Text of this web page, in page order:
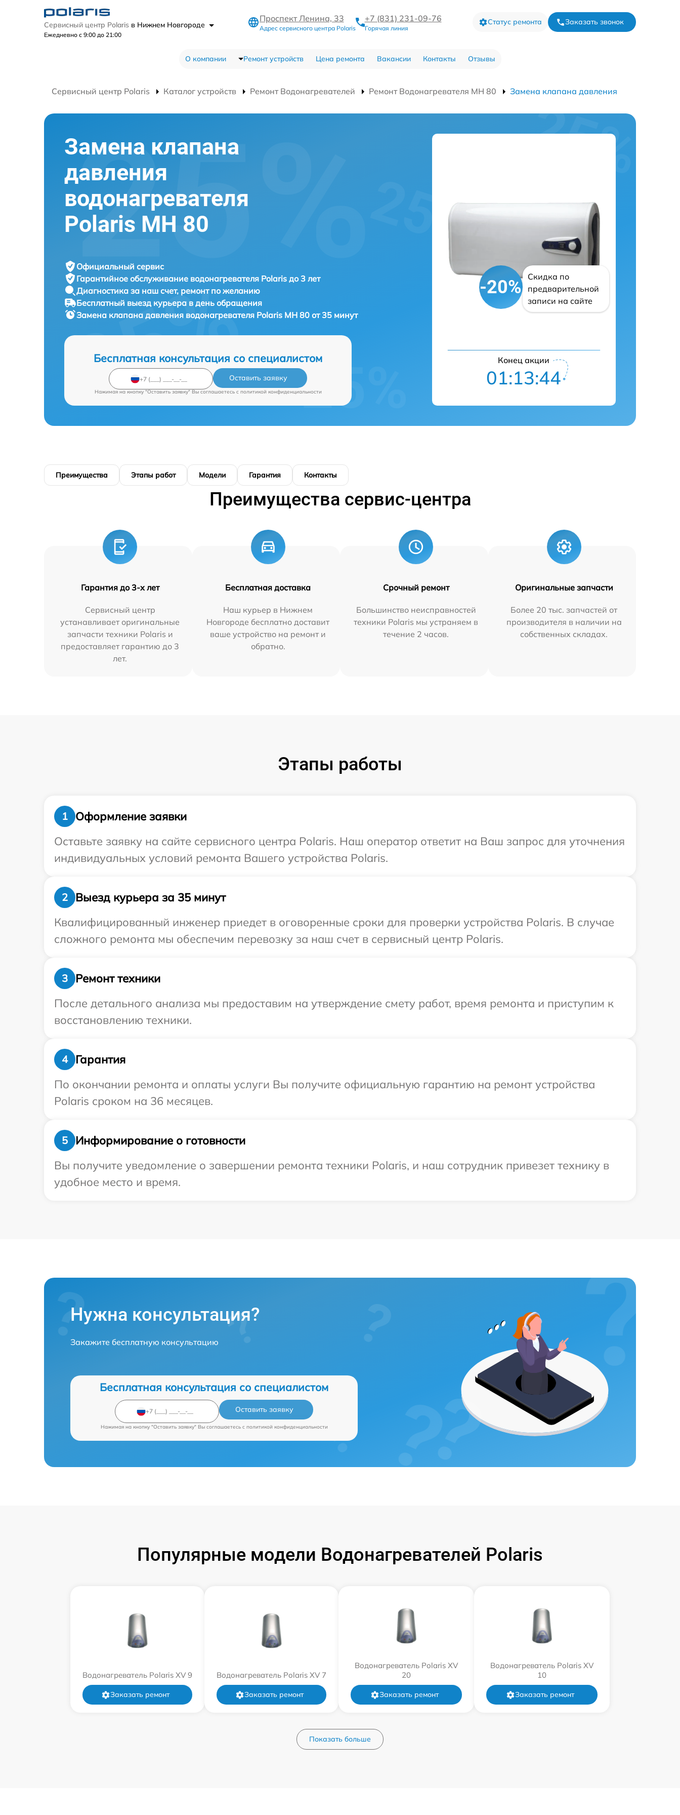
Сервисный центр Polaris в Нижнем Новгороде
Ежедневно с 9:00 до 21:00
Проспект Ленина, 33
Адрес сервисного центра Polaris
+7 (831) 231-09-76
Горячая линия
Статус ремонта Заказать звонок
О компании Ремонт устройств Цена ремонта Вакансии Контакты Отзывы
Сервисный центр Polaris Каталог устройств Ремонт Водонагревателей Ремонт Водонагревателя MH 80 Замена клапана давления
Замена клапана
давления
водонагревателя
Polaris MH 80
Официальный сервис
Гарантийное обслуживание водонагревателя Polaris до 3 лет
Диагностика за наш счет, ремонт по желанию
Бесплатный выезд курьера в день обращения
Замена клапана давления водонагревателя Polaris MH 80 от 35 минут
Бесплатная консультация со специалистом
Оставить заявку
Нажимая на кнопку "Оставить заявку" Вы соглашаетесь c политикой конфиденциальности
-20%
Скидка по
предварительной
записи на сайте
Конец акции
01:13:43
Преимущества Этапы работ Модели Гарантия Контакты
Преимущества сервис-центра
Гарантия до 3-х лет
Сервисный центр
устанавливает оригинальные
запчасти техники Polaris и
предоставляет гарантию до 3
лет.
Бесплатная доставка
Наш курьер в Нижнем
Новгороде бесплатно доставит
ваше устройство на ремонт и
обратно.
Срочный ремонт
Большинство неисправностей
техники Polaris мы устраняем в
течение 2 часов.
Оригинальные запчасти
Более 20 тыс. запчастей от
производителя в наличии на
собственных складах.
Этапы работы
1
Оформление заявки
Оставьте заявку на сайте сервисного центра Polaris. Наш оператор ответит на Ваш запрос для уточнения
индивидуальных условий ремонта Вашего устройства Polaris.
2
Выезд курьера за 35 минут
Квалифицированный инженер приедет в оговоренные сроки для проверки устройства Polaris. В случае
сложного ремонта мы обеспечим перевозку за наш счет в сервисный центр Polaris.
3
Ремонт техники
После детального анализа мы предоставим на утверждение смету работ, время ремонта и приступим к
восстановлению техники.
4
Гарантия
По окончании ремонта и оплаты услуги Вы получите официальную гарантию на ремонт устройства
Polaris сроком на 36 месяцев.
5
Информирование о готовности
Вы получите уведомление о завершении ремонта техники Polaris, и наш сотрудник привезет технику в
удобное место и время.
Нужна консультация?
Закажите бесплатную консультацию
Бесплатная консультация со специалистом
Оставить заявку
Нажимая на кнопку "Оставить заявку" Вы соглашаетесь c политикой конфиденциальности
Популярные модели Водонагревателей Polaris
Водонагреватель Polaris XV 9
Заказать ремонт
Водонагреватель Polaris XV 7
Заказать ремонт
Водонагреватель Polaris XV
20
Заказать ремонт
Водонагреватель Polaris XV
10
Заказать ремонт
Показать больше